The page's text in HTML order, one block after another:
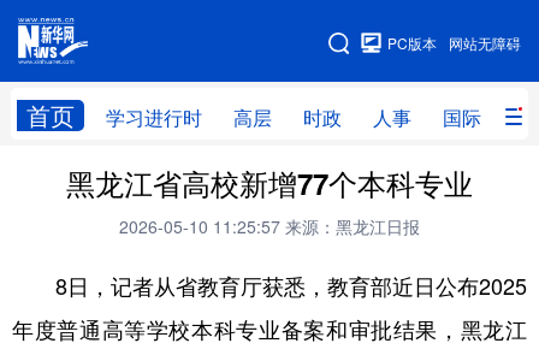
网站无障碍
PC版本
首页 学习进行时 高层 时政 人事 国际 财
网站地图
学习进行时 高层 时政 人事
财经 网评
台湾 思客智库 全球连线 教育
科技 科普 体育 文化
黑龙江省高校新增77个本科专业
2026-05-10 11:25:57 来源：黑龙江日报
8日，记者从省教育厅获悉，教育部近日公布2025
年度普通高等学校本科专业备案和审批结果，黑龙江